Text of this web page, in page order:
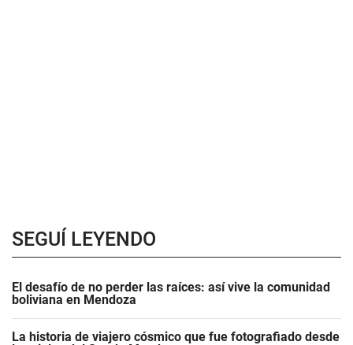
SEGUÍ LEYENDO
El desafío de no perder las raíces: así vive la comunidad
boliviana en Mendoza
La historia de viajero cósmico que fue fotografiado desde